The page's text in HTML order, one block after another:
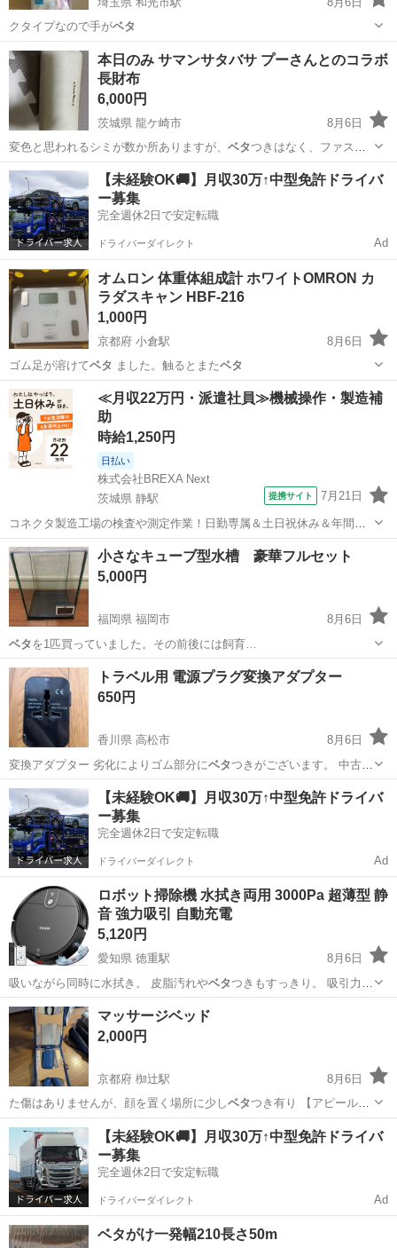
クタイプなので手がベタ
埼玉 和光市 和光市駅 スキンケア 日焼け止め
本日のみ サマンサタバサ プーさんとのコラボ
長財布
6,000円
茨城県 龍ケ崎市
8月6日
変色と思われるシミが数か所ありますが、 ベタつきはなく、ファスナ
ーの開閉もスムーズ…
茨城 龍ケ崎市 小物
【未経験OK🚚】月収30万↑中型免許ドライバ
ー募集
完全週休2日で安定転職
ドライバーダイレクト Ad
オムロン 体重体組成計 ホワイトOMRON カ
ラダスキャン HBF-216
1,000円
京都府 小倉駅
8月6日
ゴム足が溶けてベタ ました。触るとまたベタ
京都 宇治市 小倉駅 美容家電 HBF
≪月収22万円・派遣社員≫機械操作・製造補
助
時給1,250円
日払い
株式会社BREXA Next
茨城県 静駅
提携サイト 7月21日
コネクタ製造工場の検査や測定作業！日勤専属＆土日祝休み＆年間休
日128日★クリーンルーム内作業★マイカー通勤OK＆無料駐車場あり
★就業先食堂利用可！日払い制度あり！《茨城県常陸大宮市》 人気の
工場のお仕事 ◇コネクタ製造工...
茨城 常陸大宮市 静駅 その他
小さなキューブ型水槽 豪華フルセット
5,000円
福岡県 福岡市
8月6日
ベタ を1匹買っていました。その前後には飼育…
福岡 福岡市 水槽
トラベル用 電源プラグ変換アダプター
650円
香川県 高松市
8月6日
変換アダプター 劣化によりゴム部分にベタつきがございます。 中古品
となりますの…
香川 高松市 その他 アダプター
【未経験OK🚚】月収30万↑中型免許ドライバ
ー募集
完全週休2日で安定転職
ドライバーダイレクト Ad
ロボット掃除機 水拭き両用 3000Pa 超薄型 静
音 強力吸引 自動充電
5,120円
愛知県 徳重駅
8月6日
吸いながら同時に水拭き。 皮脂汚れやベタつきもすっきり。 吸引力・
出水量はそ…
愛知 名古屋市 徳重駅 生活家電
マッサージベッド
2,000円
京都府 椥辻駅
8月6日
た傷はありませんが、顔を置く場所に少しベタつき有り 【アピールポ
イント】数回使用…
京都 京都市 椥辻駅 フィットネス、トレーニング
場所
【未経験OK🚚】月収30万↑中型免許ドライバ
ー募集
完全週休2日で安定転職
ドライバーダイレクト Ad
ベタがけ一発幅210長さ50m